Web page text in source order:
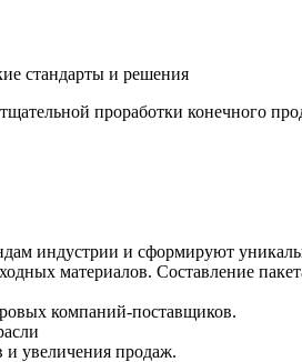
проработки конечного
индустрии и сформируют
материалов. Составление
компаний-поставщиков.
и увеличения продаж.